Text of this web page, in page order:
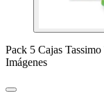
Pack 5 Cajas
Imágenes